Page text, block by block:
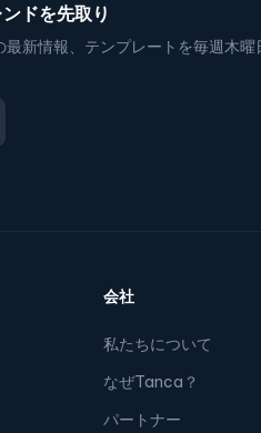
ドを先取り
新情報、テンプレートを毎週木曜
会社
私たちについて
なぜTanca？
パートナー